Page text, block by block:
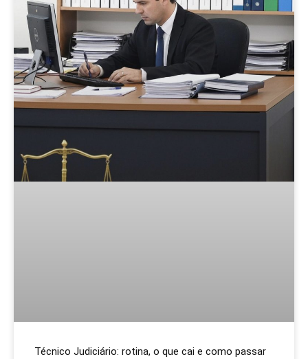
Técnico Judiciário: rotina, o que cai e como passar